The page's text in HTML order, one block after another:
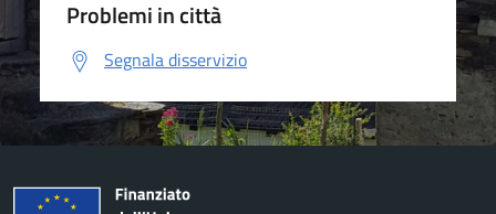
Problemi in città
Segnala disservizio